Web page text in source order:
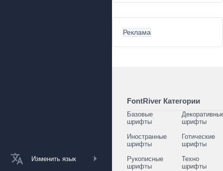
Изменить язык
Реклама
FontRiver Категории
Базовые
шрифты
шрифты
Иностранные
шрифты
Готические
шрифты
Рукописные
шрифты
Техно
шрифты